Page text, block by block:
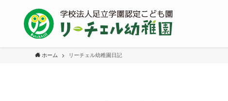
ホーム リーチェル幼稚園日記